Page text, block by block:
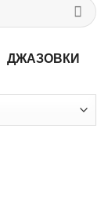
ДЖАЗОВКИ